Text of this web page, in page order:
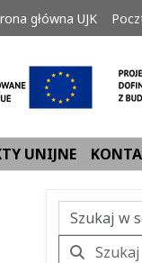
główna UJK
UNIJNE
SzukajSzukaj